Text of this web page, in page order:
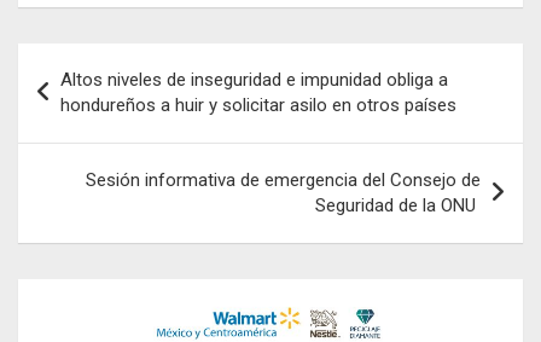
de
entradas
Altos niveles de inseguridad e impunidad obliga a
hondureños a huir y solicitar asilo en otros países
Sesión informativa de emergencia del Consejo de
Seguridad de la ONU